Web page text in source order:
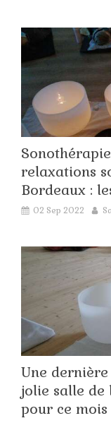
relaxations
Bordeaux :
02 Sep 2022
Une
jolie salle de
pour ce